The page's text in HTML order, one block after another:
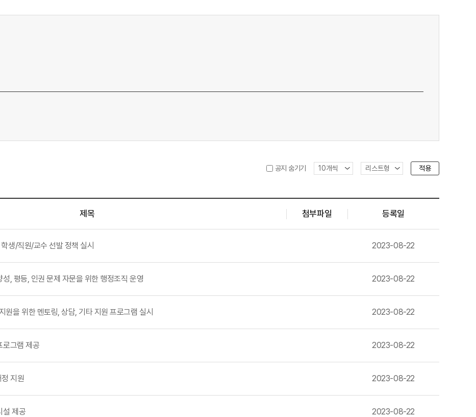
공지 숨기기 적용
제목 첨부파일 등록일
생/직원/교수 선발 정책 실시 2023-08-22
, 평등, 인권 문제 자문을 위한 행정조직 운영 2023-08-22
을 위한 멘토링, 상담, 기타 지원 프로그램 실시 2023-08-22
그램 제공 2023-08-22
지원 2023-08-22
제공 2023-08-22